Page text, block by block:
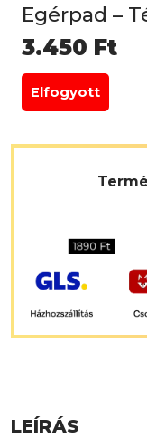
Egérpad –
3.450 Ft
Elfogyott
LEÍRÁS